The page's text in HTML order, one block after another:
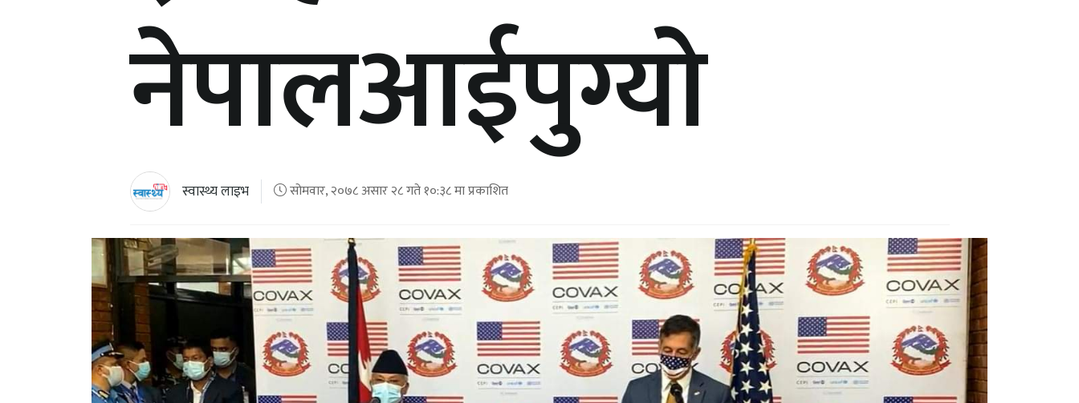
नेपालआईपुग्याे
स्वास्थ्य लाइभ सोमवार, २०७८ असार २८ गते १०:३८ मा प्रकाशित